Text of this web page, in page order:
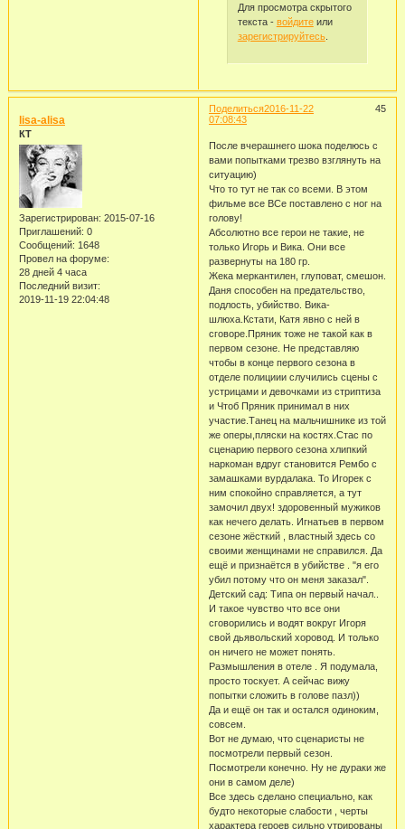
Для просмотра скрытого
текста - войдитеили
зарегистрируйтесь.
Поделиться 45
2016-11-22
07:08:43
lisa-alisa
КТ
Зарегистрирован: 2015-07-16
Приглашений: 0
Сообщений: 1648
Провел на форуме:
28 дней 4 часа
Последний визит:
2019-11-19 22:04:48
После вчерашнего шока поделюсь с
вами попытками трезво взглянуть на
ситуацию)
Что то тут не так со всеми. В этом
фильме все ВСе поставлено с ног на
голову!
Абсолютно все герои не такие, не
только Игорь и Вика. Они все
развернуты на 180 гр.
Жека меркантилен, глуповат, смешон.
Даня способен на предательство,
подлость, убийство. Вика-
шлюха.Кстати, Катя явно с ней в
сговоре.Пряник тоже не такой как в
первом сезоне. Не представляю
чтобы в конце первого сезона в
отделе полициии случились сцены с
устрицами и девочками из стриптиза
и Чтоб Пряник принимал в них
участие.Танец на мальчишнике из той
же оперы,пляски на костях.Стас по
сценарию первого сезона хлипкий
наркоман вдруг становится Рембо с
замашками вурдалака. То Игорек с
ним спокойно справляется, а тут
замочил двух! здоровенный мужиков
как нечего делать. Игнатьев в первом
сезоне жёсткий , властный здесь со
своими женщинами не справился. Да
ещё и признаётся в убийстве . "я его
убил потому что он меня заказал".
Детский сад: Типа он первый начал..
И такое чувство что все они
сговорились и водят вокруг Игоря
свой дьявольский хоровод. И только
он ничего не может понять.
Размышления в отеле . Я подумала,
просто тоскует. А сейчас вижу
попытки сложить в голове пазл))
Да и ещё он так и остался одиноким,
совсем.
Вот не думаю, что сценаристы не
посмотрели первый сезон.
Посмотрели конечно. Ну не дураки же
они в самом деле)
Все здесь сделано специально, как
будто некоторые слабости , черты
характера героев сильно утрированы